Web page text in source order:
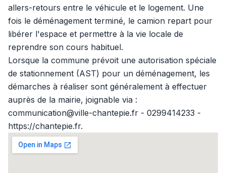
allers-retours entre le véhicule et le logement. Une
fois le déménagement terminé, le camion repart pour
libérer l'espace et permettre à la vie locale de
reprendre son cours habituel.
Lorsque la commune prévoit une autorisation spéciale
de stationnement (AST) pour un déménagement, les
démarches à réaliser sont généralement à effectuer
auprès de la mairie, joignable via :
communication@ville-chantepie.fr - 0299414233 -
https://chantepie.fr.